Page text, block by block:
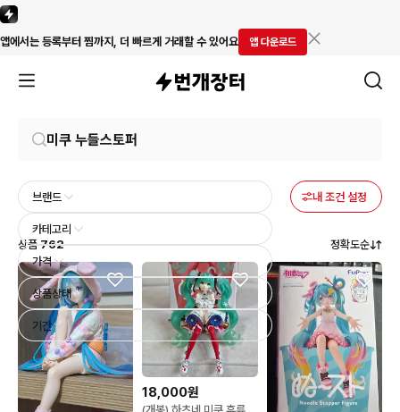
앱에서는 등록부터 찜까지, 더 빠르게 거래할 수 있어요 앱 다운로드
브랜드
카테고리
가격
상품상태
기간
내 조건 설정
상품 762 정확도순
18,000원